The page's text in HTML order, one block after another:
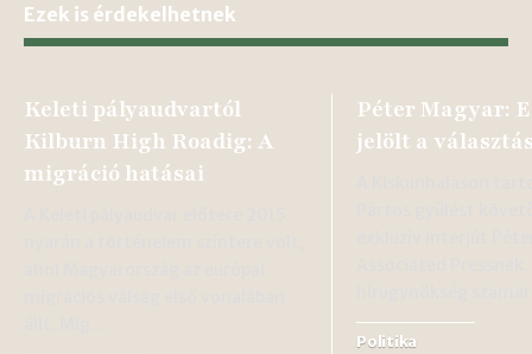
Ezek is érdekelhetnek
Keleti pályaudvartól
Kilburn High Roadig: A
migráció hatásai
Péter Magyar:
jelölt a
Politika